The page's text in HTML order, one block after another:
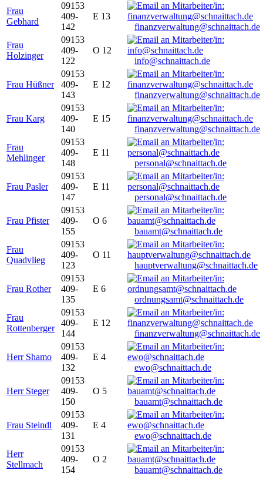
Frau
Gebhard
09153
409-
142
E 13
finanzverwaltung@schnaittach.de
Frau
Holzinger
09153
409-
122
O 12
info@schnaittach.de
Frau Hüßner
09153
409-
143
E 12
finanzverwaltung@schnaittach.de
Frau Karg
09153
409-
140
E 15
finanzverwaltung@schnaittach.de
Frau
Mehlinger
09153
409-
148
E 11
personal@schnaittach.de
Frau Pasler
09153
409-
147
E 11
personal@schnaittach.de
Frau Pfister
09153
409-
155
O 6
bauamt@schnaittach.de
Frau
Quadvlieg
09153
409-
123
O 11
hauptverwaltung@schnaittach.de
Frau Rother
09153
409-
135
E 6
ordnungsamt@schnaittach.de
Frau
Rottenberger
09153
409-
144
E 12
finanzverwaltung@schnaittach.de
Herr Shamo
09153
409-
132
E 4
ewo@schnaittach.de
Herr Steger
09153
409-
150
O 5
bauamt@schnaittach.de
Frau Steindl
09153
409-
131
E 4
ewo@schnaittach.de
Herr
Stellmach
09153
409-
154
O 2
bauamt@schnaittach.de